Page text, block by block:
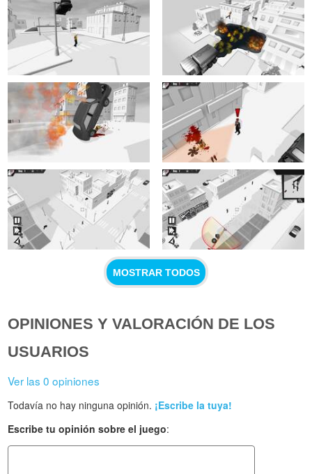
MOSTRAR TODOS
OPINIONES Y VALORACIÓN DE LOS
USUARIOS
Ver las 0 opiniones
Todavía no hay ninguna opinión. ¡Escribe la tuya!
Escribe tu opinión sobre el juego: